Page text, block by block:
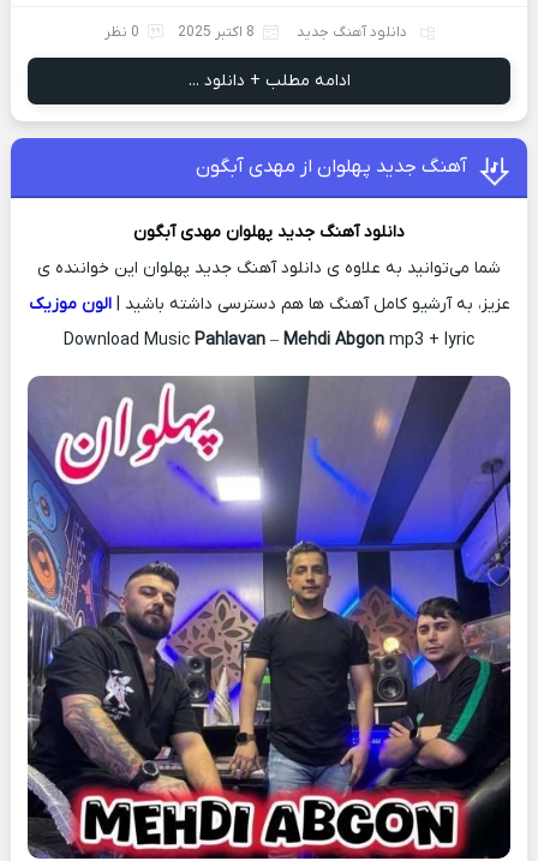
دانلود آهنگ جدید 8 اکتبر 2025 0 نظر
ادامه مطلب + دانلود ...
آهنگ جدید پهلوان از مهدی آبگون
دانلود آهنگ جدید پهلوان مهدی آبگون
شما می‌توانید به علاوه ی دانلود آهنگ جدید پهلوان این خواننده ی
عزیز، به آرشیو کامل آهنگ ها هم دسترسی داشته باشید |الون موزیک
Download Music Pahlavan – Mehdi Abgon mp3 + lyric